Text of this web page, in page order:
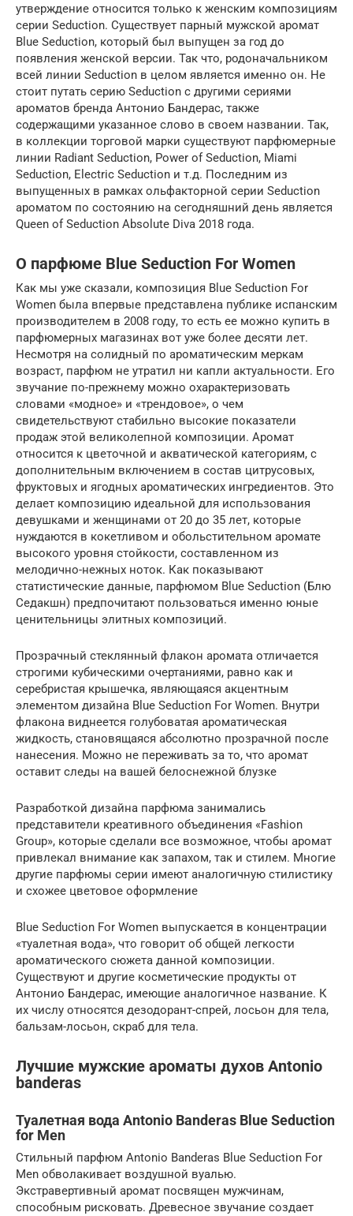
утверждение относится только к женским композициям
серии Seduction. Существует парный мужской аромат
Blue Seduction, который был выпущен за год до
появления женской версии. Так что, родоначальником
всей линии Seduction в целом является именно он. Не
стоит путать серию Seduction с другими сериями
ароматов бренда Антонио Бандерас, также
содержащими указанное слово в своем названии. Так,
в коллекции торговой марки существуют парфюмерные
линии Radiant Seduction, Power of Seduction, Miami
Seduction, Electric Seduction и т.д. Последним из
выпущенных в рамках ольфакторной серии Seduction
ароматом по состоянию на сегодняшний день является
Queen of Seduction Absolute Diva 2018 года.
О парфюме Blue Seduction For Women
Как мы уже сказали, композиция Blue Seduction For
Women была впервые представлена публике испанским
производителем в 2008 году, то есть ее можно купить в
парфюмерных магазинах вот уже более десяти лет.
Несмотря на солидный по ароматическим меркам
возраст, парфюм не утратил ни капли актуальности. Его
звучание по-прежнему можно охарактеризовать
словами «модное» и «трендовое», о чем
свидетельствуют стабильно высокие показатели
продаж этой великолепной композиции. Аромат
относится к цветочной и акватической категориям, с
дополнительным включением в состав цитрусовых,
фруктовых и ягодных ароматических ингредиентов. Это
делает композицию идеальной для использования
девушками и женщинами от 20 до 35 лет, которые
нуждаются в кокетливом и обольстительном аромате
высокого уровня стойкости, составленном из
мелодично-нежных ноток. Как показывают
статистические данные, парфюмом Blue Seduction (Блю
Седакшн) предпочитают пользоваться именно юные
ценительницы элитных композиций.
Прозрачный стеклянный флакон аромата отличается
строгими кубическими очертаниями, равно как и
серебристая крышечка, являющаяся акцентным
элементом дизайна Blue Seduction For Women. Внутри
флакона виднеется голубоватая ароматическая
жидкость, становящаяся абсолютно прозрачной после
нанесения. Можно не переживать за то, что аромат
оставит следы на вашей белоснежной блузке
Разработкой дизайна парфюма занимались
представители креативного объединения «Fashion
Group», которые сделали все возможное, чтобы аромат
привлекал внимание как запахом, так и стилем. Многие
другие парфюмы серии имеют аналогичную стилистику
и схожее цветовое оформление
Blue Seduction For Women выпускается в концентрации
«туалетная вода», что говорит об общей легкости
ароматического сюжета данной композиции.
Существуют и другие косметические продукты от
Антонио Бандерас, имеющие аналогичное название. К
их числу относятся дезодорант-спрей, лосьон для тела,
бальзам-лосьон, скраб для тела.
Лучшие мужские ароматы духов Аntonio
banderas
Туалетная вода Antonio Banderas Blue Seduction
for Men
Стильный парфюм Antonio Banderas Blue Seduction For
Men обволакивает воздушной вуалью.
Экстравертивный аромат посвящен мужчинам,
способным рисковать. Древесное звучание создает